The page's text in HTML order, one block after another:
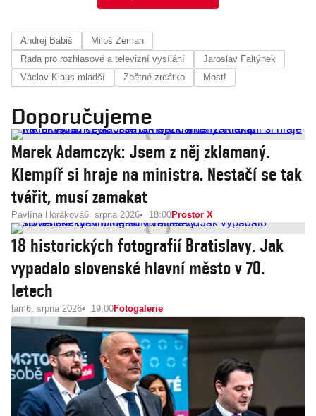
Andrej Babiš
Miloš Zeman
Rada pro rozhlasové a televizní vysílání
Jaroslav Faltýnek
Václav Klaus mladší
Zpětné zrcátko Most!
Doporučujeme
Marek Adamczyk: Jsem z něj zklamaný.
Klempíř si hraje na ministra. Nestačí se tak
tvářit, musí zamakat
Pavlína Horáková6. srpna 2026 18:00Prostor X
18 historických fotografií Bratislavy. Jak
vypadalo slovenské hlavní město v 70.
letech
lam6. srpna 2026 19:00Fotogalerie